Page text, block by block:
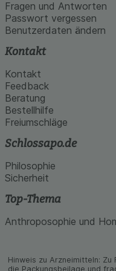
Werbung auf
zu gestalten. Bitte
hierfür teilweise an
soziale Medien
Fragen und Antworten
Passwort vergessen
Benutzerdaten ändern
Kontakt
Kontakt
Feedback
Beratung
Bestellhilfe
Freiumschläge
Schlossapo.de
Philosophie
Sicherheit
Top-Thema
Anthroposophie und
Hinweis zu Arzneimitteln: Zu
die Packungs­beilage und